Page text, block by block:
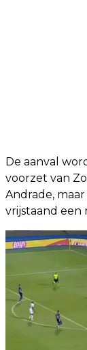
De aanval
voorzet van
Andrade,
vrijstaand een